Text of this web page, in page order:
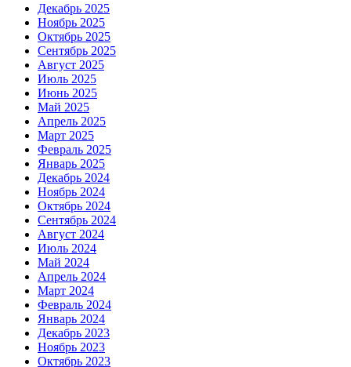
Декабрь 2025
Ноябрь 2025
Октябрь 2025
Сентябрь 2025
Август 2025
Июль 2025
Июнь 2025
Май 2025
Апрель 2025
Март 2025
Февраль 2025
Январь 2025
Декабрь 2024
Ноябрь 2024
Октябрь 2024
Сентябрь 2024
Август 2024
Июль 2024
Май 2024
Апрель 2024
Март 2024
Февраль 2024
Январь 2024
Декабрь 2023
Ноябрь 2023
Октябрь 2023